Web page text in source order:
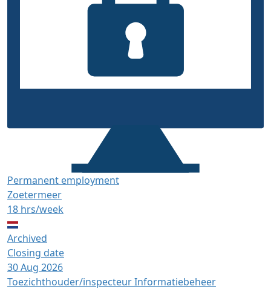
Permanent employment
Zoetermeer
18 hrs/week
Archived
Closing date
30 Aug 2026
Toezichthouder/inspecteur Informatiebeheer